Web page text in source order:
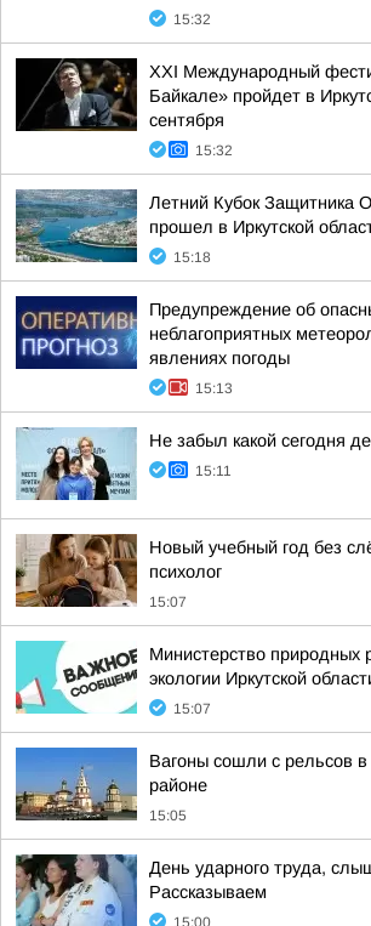
15:32
XXI Международный
Байкале» пройдет в
сентября
15:32
Летний Кубок Защитника
прошел в Иркутской
15:18
Предупреждение об
неблагоприятных
явлениях погоды
15:13
Не забыл какой сегодня
15:11
Новый учебный год без
психолог
15:07
Министерство природных
экологии Иркутской
15:07
Вагоны сошли с рельсов
районе
15:05
День ударного труда,
Рассказываем
15:00